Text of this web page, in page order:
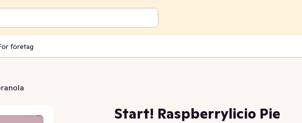
företag
Start! Raspberrylicio Pie